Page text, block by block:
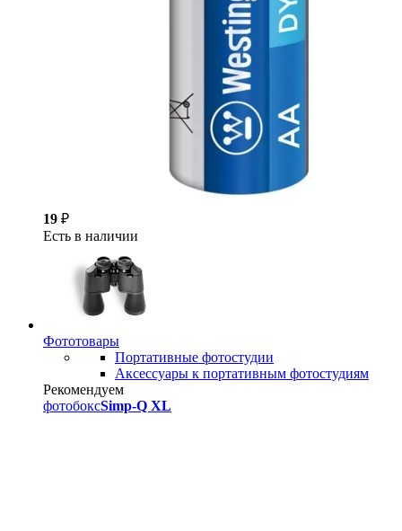
19 ₽
Есть в наличии
Фототовары
Портативные фотостудии
Аксессуары к портативным фотостудиям
Рекомендуем
фотобоксSimp-Q XL